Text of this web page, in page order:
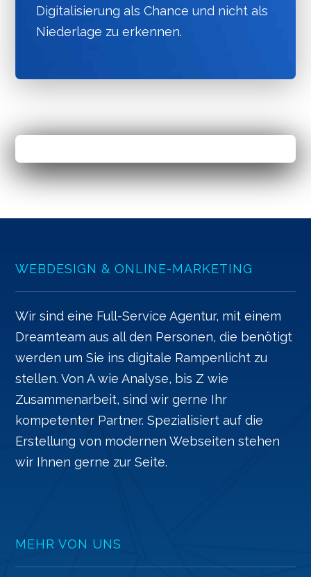
Digitalisierung als Chance und nicht als
Niederlage zu erkennen.
WEBDESIGN & ONLINE-MARKETING
Wir sind eine Full-Service Agentur, mit einem
Dreamteam aus all den Personen, die benötigt
werden um Sie ins digitale Rampenlicht zu
stellen. Von A wie Analyse, bis Z wie
Zusammenarbeit, sind wir gerne Ihr
kompetenter Partner. Spezialisiert auf die
Erstellung von modernen Webseiten stehen
wir Ihnen gerne zur Seite.
MEHR VON UNS